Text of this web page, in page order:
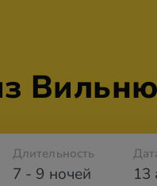
7 - 9 ночей
Длительность
13